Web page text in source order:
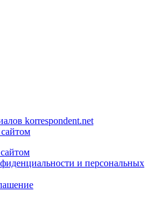
korrespondent.net
и персональных